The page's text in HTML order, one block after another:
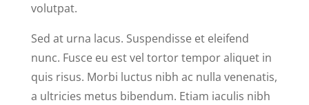
volutpat.
Sed at urna lacus. Suspendisse et eleifend
nunc. Fusce eu est vel tortor tempor aliquet in
quis risus. Morbi luctus nibh ac nulla venenatis,
a ultricies metus bibendum. Etiam iaculis nibh